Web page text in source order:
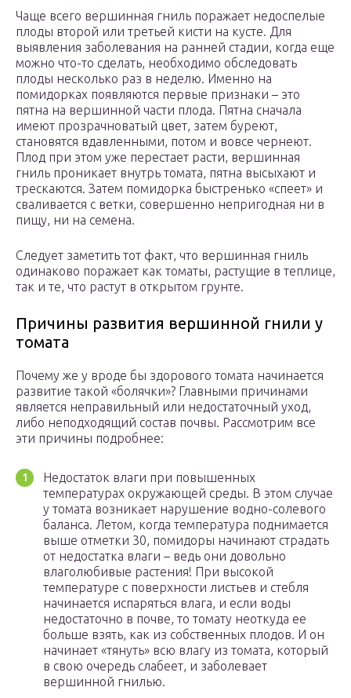
Чаще всего вершинная гниль поражает недоспелые
плоды второй или третьей кисти на кусте. Для
выявления заболевания на ранней стадии, когда еще
можно что-то сделать, необходимо обследовать
плоды несколько раз в неделю. Именно на
помидорках появляются первые признаки – это
пятна на вершинной части плода. Пятна сначала
имеют прозрачноватый цвет, затем буреют,
становятся вдавленными, потом и вовсе чернеют.
Плод при этом уже перестает расти, вершинная
гниль проникает внутрь томата, пятна высыхают и
трескаются. Затем помидорка быстренько «спеет» и
сваливается с ветки, совершенно непригодная ни в
пищу, ни на семена.
Следует заметить тот факт, что вершинная гниль
одинаково поражает как томаты, растущие в теплице,
так и те, что растут в открытом грунте.
Причины развития вершинной гнили у
томата
Почему же у вроде бы здорового томата начинается
развитие такой «болячки»? Главными причинами
является неправильный или недостаточный уход,
либо неподходящий состав почвы. Рассмотрим все
эти причины подробнее:
Недостаток влаги при повышенных
температурах окружающей среды. В этом случае
у томата возникает нарушение водно-солевого
баланса. Летом, когда температура поднимается
выше отметки 30, помидоры начинают страдать
от недостатка влаги – ведь они довольно
влаголюбивые растения! При высокой
температуре с поверхности листьев и стебля
начинается испаряться влага, и если воды
недостаточно в почве, то томату неоткуда ее
больше взять, как из собственных плодов. И он
начинает «тянуть» всю влагу из томата, который
в свою очередь слабеет, и заболевает
вершинной гнилью.